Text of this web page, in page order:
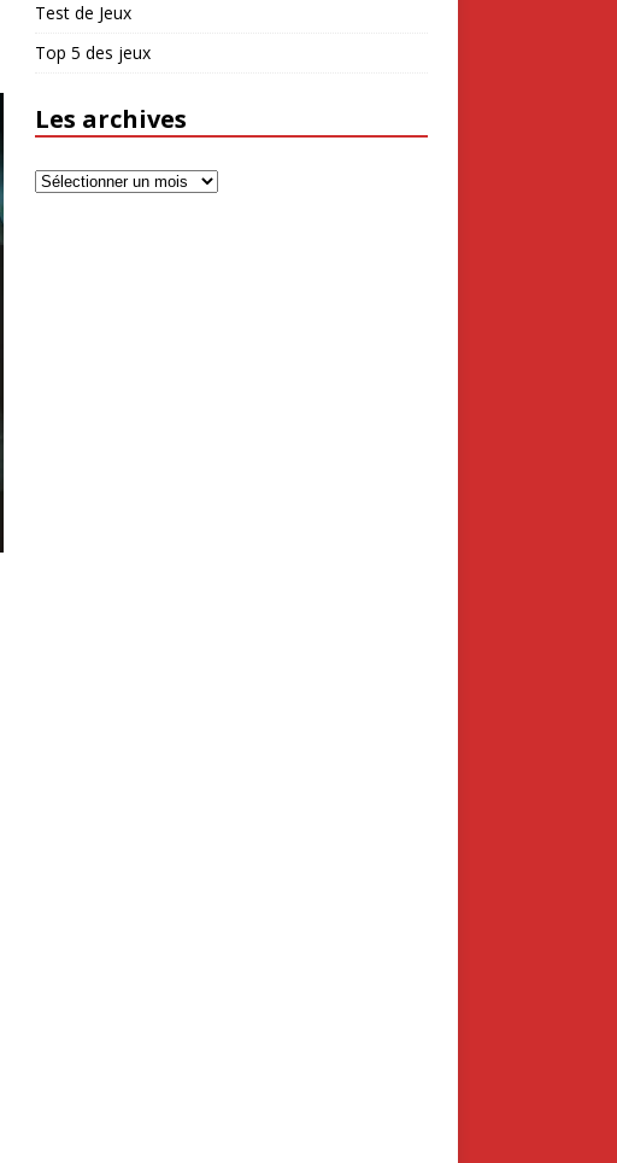
Test de Jeux
Top 5 des jeux
Les archives